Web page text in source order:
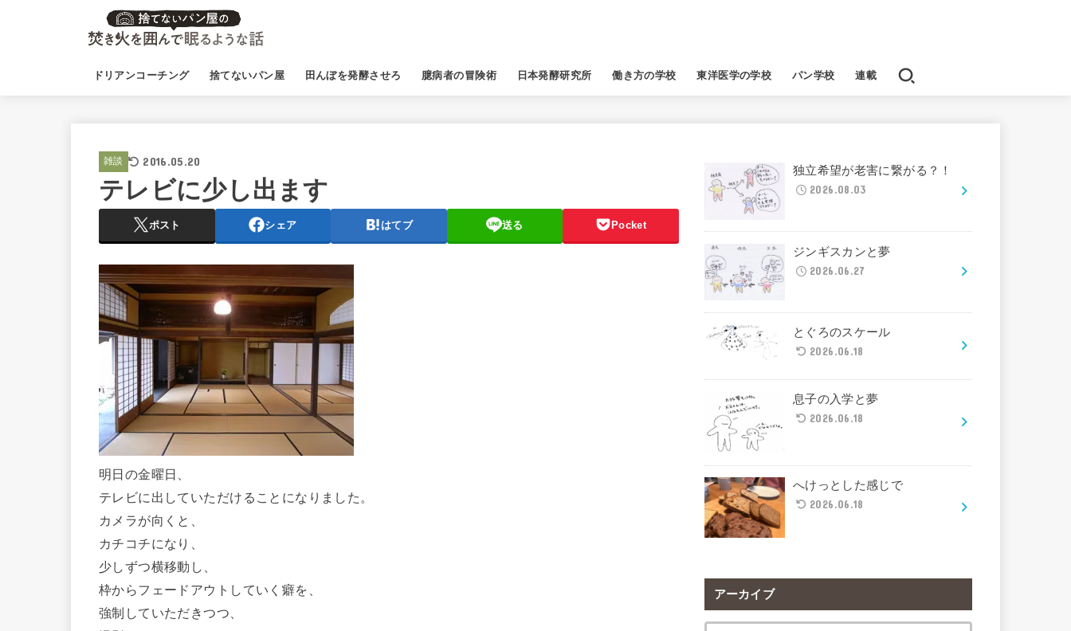
ドリアンコーチング 捨てないパン屋 田んぼを発酵させろ 臆病者の冒険術 日本発酵研究所 働き方の学校 東洋医学の学校 パン学校 連載
雑談 2016.05.20
テレビに少し出ます
ポスト シェア はてブ 送る Pocket
明日の金曜日、
テレビに出していただけることになりました。
カメラが向くと、
カチコチになり、
少しずつ横移動し、
枠からフェードアウトしていく癖を、
強制していただきつつ、
独立希望が老害に繋がる？！
2026.08.03
ジンギスカンと夢
2026.06.27
とぐろのスケール
2026.06.18
息子の入学と夢
2026.06.18
へけっとした感じで
2026.06.18
アーカイブ